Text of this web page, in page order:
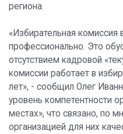
региона.
«Избирательная
профессионально. Это
отсутствием кадровой
комиссии работает в
лет», - сообщил Олег
уровень компетентности
местах», что связано, по
организацией для них